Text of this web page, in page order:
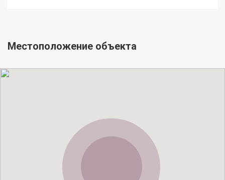
Местоположение объекта